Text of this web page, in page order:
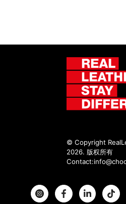
© Copyright
2026. 版权所有
Contact:
InstagramFacebook